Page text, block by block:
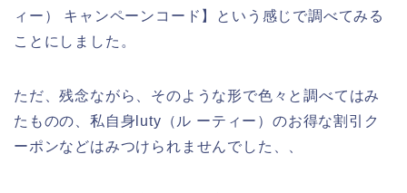
ィー） キャンペーンコード】という感じで調べてみる
ことにしました。
ただ、残念ながら、そのような形で色々と調べてはみ
たものの、私自身luty（ル ーティー）のお得な割引ク
ーポンなどはみつけられませんでした、、